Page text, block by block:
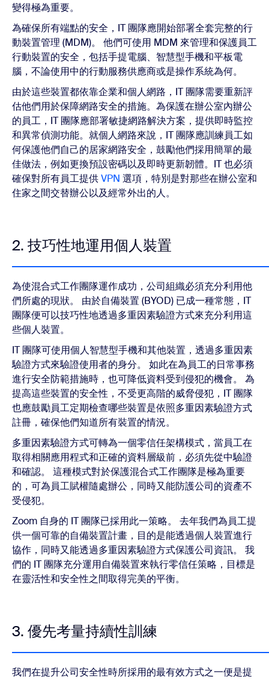
變得極為重要。
為確保所有端點的安全，IT 團隊應開始部署全套完整的行
動裝置管理 (MDM)。 他們可使用 MDM 來管理和保護員工
行動裝置的安全，包括手提電腦、智慧型手機和平板電
腦，不論使用中的行動服務供應商或是操作系統為何。
由於這些裝置都依靠企業和個人網路，IT 團隊需要重新評
估他們用於保障網路安全的措施。為保護在辦公室內辦公
的員工，IT 團隊應部署敏捷網路解決方案，提供即時監控
和異常偵測功能。就個人網路來說，IT 團隊應訓練員工如
何保護他們自己的居家網路安全，鼓勵他們採用簡單的最
佳做法，例如更換預設密碼以及即時更新韌體。IT 也必須
確保對所有員工提供VPN 選項，特別是對那些在辦公室和
住家之間交替辦公以及經常外出的人。
2. 技巧性地運用個人裝置
為使混合式工作團隊運作成功，公司組織必須充分利用他
們所處的現狀。 由於自備裝置 (BYOD) 已成一種常態，IT
團隊便可以技巧性地透過多重因素驗證方式來充分利用這
些個人裝置。
IT 團隊可使用個人智慧型手機和其他裝置，透過多重因素
驗證方式來驗證使用者的身分。 如此在為員工的日常事務
進行安全防範措施時，也可降低資料受到侵犯的機會。 為
提高這些裝置的安全性，不受更高階的威脅侵犯，IT 團隊
也應鼓勵員工定期檢查哪些裝置是依照多重因素驗證方式
註冊，確保他們知道所有裝置的情況。
多重因素驗證方式可轉為一個零信任架構模式，當員工在
取得相關應用程式和正確的資料層級前，必須先從中驗證
和確認。 這種模式對於保護混合式工作團隊是極為重要
的，可為員工賦權隨處辦公，同時又能防護公司的資產不
受侵犯。
Zoom 自身的 IT 團隊已採用此一策略。 去年我們為員工提
供一個可靠的自備裝置計畫，目的是能透過個人裝置進行
協作，同時又能透過多重因素驗證方式保護公司資訊。 我
們的 IT 團隊充分運用自備裝置來執行零信任策略，目標是
在靈活性和安全性之間取得完美的平衡。
3. 優先考量持續性訓練
我們在提升公司安全性時所採用的最有效方式之一便是提